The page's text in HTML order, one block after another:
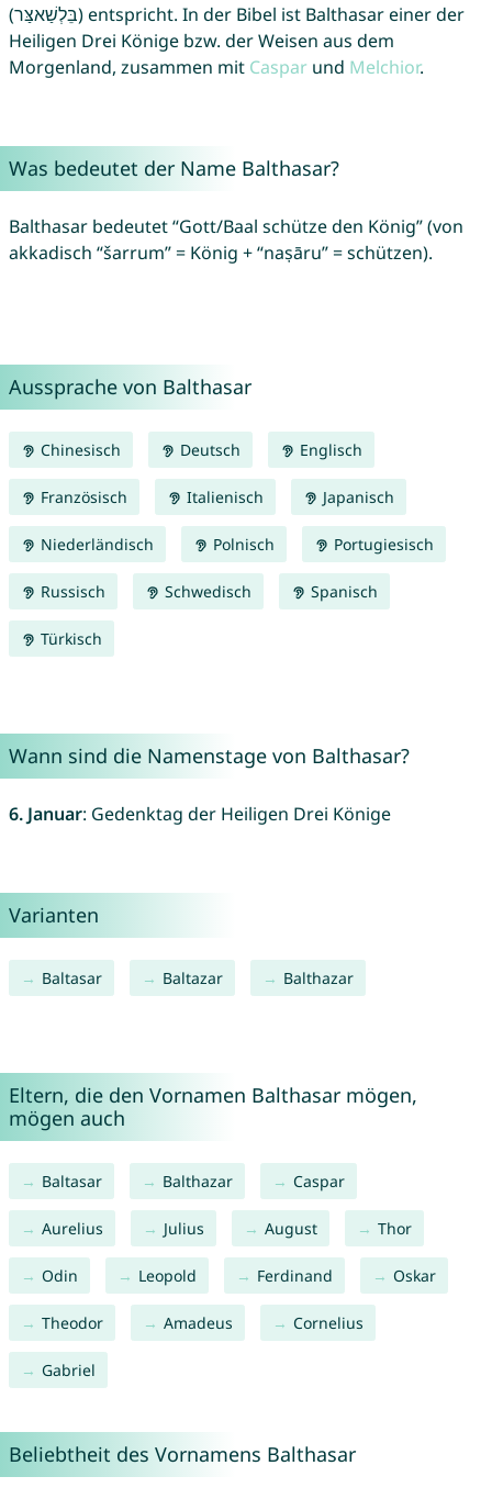
(בֵּלְשַׁאצַּר) entspricht. In der Bibel ist Balthasar einer der
Heiligen Drei Könige bzw. der Weisen aus dem
Morgenland, zusammen mit Casparund Melchior.
Was bedeutet der Name Balthasar?
Balthasar bedeutet “Gott/Baal schütze den König” (von
akkadisch “šarrum” = König + “naṣāru” = schützen).
Aussprache von Balthasar
Chinesisch Deutsch Englisch
Französisch Italienisch Japanisch
Niederländisch Polnisch Portugiesisch
Russisch Schwedisch Spanisch
Türkisch
Wann sind die Namenstage von Balthasar?
6. Januar: Gedenktag der Heiligen Drei Könige
Varianten
Baltasar Baltazar Balthazar
Eltern, die den Vornamen Balthasar mögen,
mögen auch
Baltasar Balthazar Caspar
Aurelius Julius August Thor
Odin Leopold Ferdinand Oskar
Theodor Amadeus Cornelius
Gabriel
Beliebtheit des Vornamens Balthasar